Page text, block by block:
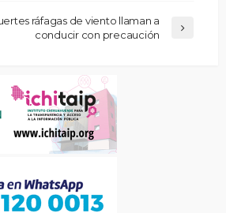
ráfagas de viento llaman a
conducir con precaución